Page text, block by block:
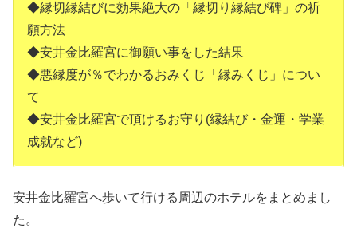
◆縁切縁結びに効果絶大の「縁切り縁結び碑」の祈
願方法
◆安井金比羅宮に御願い事をした結果
◆悪縁度が％でわかるおみくじ「縁みくじ」につい
て
◆安井金比羅宮で頂けるお守り(縁結び・金運・学業
成就など)
安井金比羅宮へ歩いて行ける周辺のホテルをまとめまし
た。